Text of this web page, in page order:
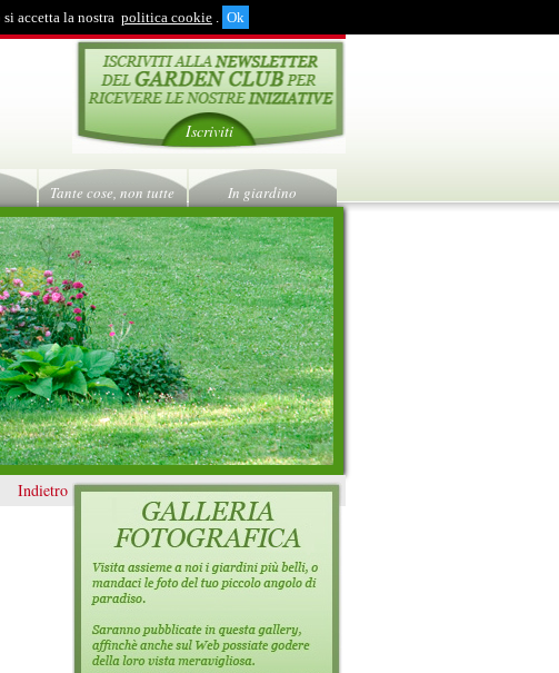
accetta la nostra politica cookie .
Iscriviti
Tante cose, non tutte In giardino
Indietro